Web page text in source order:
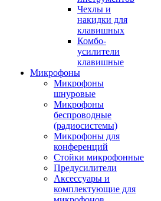
Чехлы и
накидки для
клавишных
Комбо-
усилители
клавишные
Микрофоны
Микрофоны
шнуровые
Микрофоны
беспроводные
(радиосистемы)
Микрофоны для
конференций
Стойки микрофонные
Предусилители
Аксессуары и
комплектующие для